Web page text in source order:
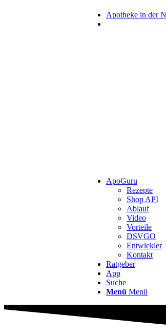
Apotheke in der
ApoGuru
Rezepte
Shop API
Ablauf
Video
Vorteile
DSVGO
Entwickler
Kontakt
Ratgeber
App
Suche
Menü Menü